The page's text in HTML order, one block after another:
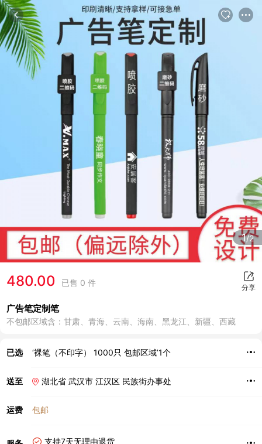
商品 详情 推荐
1/2
480.00 已售 0 件 分享
广告笔定制笔
不包邮区域含：甘肃、青海、云南、海南、黑龙江、新疆、西藏
已选 ‘裸笔（不印字） 1000只 包邮区域’1个
送至 湖北省 武汉市 江汉区 民族街办事处
运费 包邮
支持7天无理由退货